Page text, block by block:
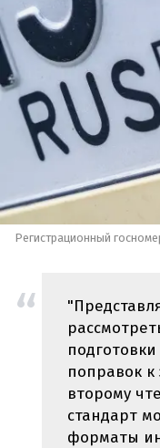
Регистрационный
поправок к
второму
стандарт
форматы